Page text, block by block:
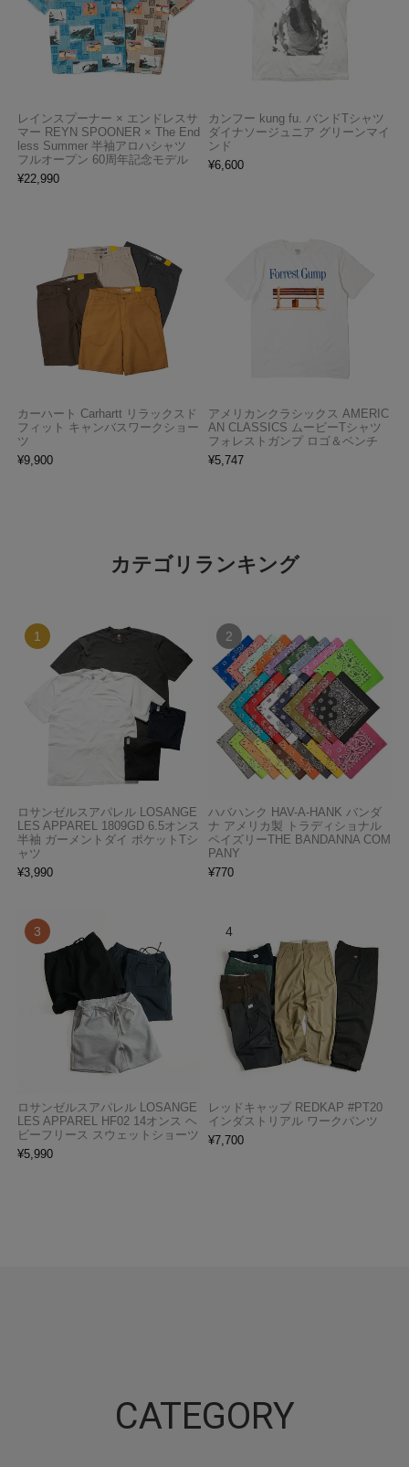
レインスプーナー × エンドレスサ
マー REYN SPOONER × The End
less Summer 半袖アロハシャツ
フルオープン 60周年記念モデル
¥22,990
カンフー kung fu. バンドTシャツ
ダイナソージュニア グリーンマイ
ンド
¥6,600
カーハート Carhartt リラックスド
フィット キャンバスワークショー
ツ
¥9,900
アメリカンクラシックス AMERIC
AN CLASSICS ムービーTシャツ
フォレストガンプ ロゴ＆ベンチ
¥5,747
カテゴリランキング
ロサンゼルスアパレル LOSANGE
LES APPAREL 1809GD 6.5オンス
半袖 ガーメントダイ ポケットTシ
ャツ
¥3,990
ハバハンク HAV-A-HANK バンダ
ナ アメリカ製 トラディショナル
ペイズリーTHE BANDANNA COM
PANY
¥770
ロサンゼルスアパレル LOSANGE
LES APPAREL HF02 14オンス ヘ
ビーフリース スウェットショーツ
¥5,990
レッドキャップ REDKAP #PT20
インダストリアル ワークパンツ
¥7,700
CATEGORY